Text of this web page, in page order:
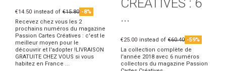
€14.50 instead of €15.80 -8%
Recevez chez vous les 2
prochains numéros du magazine
Passion Cartes Créatives : c'est le
meilleur moyen pour le
découvrir et l'adopter !LIVRAISON
GRATUITE CHEZ VOUS si vous
habitez en France ...
CRÉATIVES : 6
...
€25.00 instead of €60.40 -59%
La collection complète de
l'année 2018 avec 6 numéros
collectors du magazine Passion